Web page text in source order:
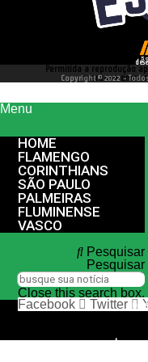
Permitida a reprodução
interesse entre
Copyright © 2022 - Todos
Menu
HOME
FLAMENGO
CORINTHIANS
SÃO PAULO
PALMEIRAS
FLUMINENSE
VASCO
Pesquisar
Pesquisar
Close this search box.
nos
Facebook Twitter